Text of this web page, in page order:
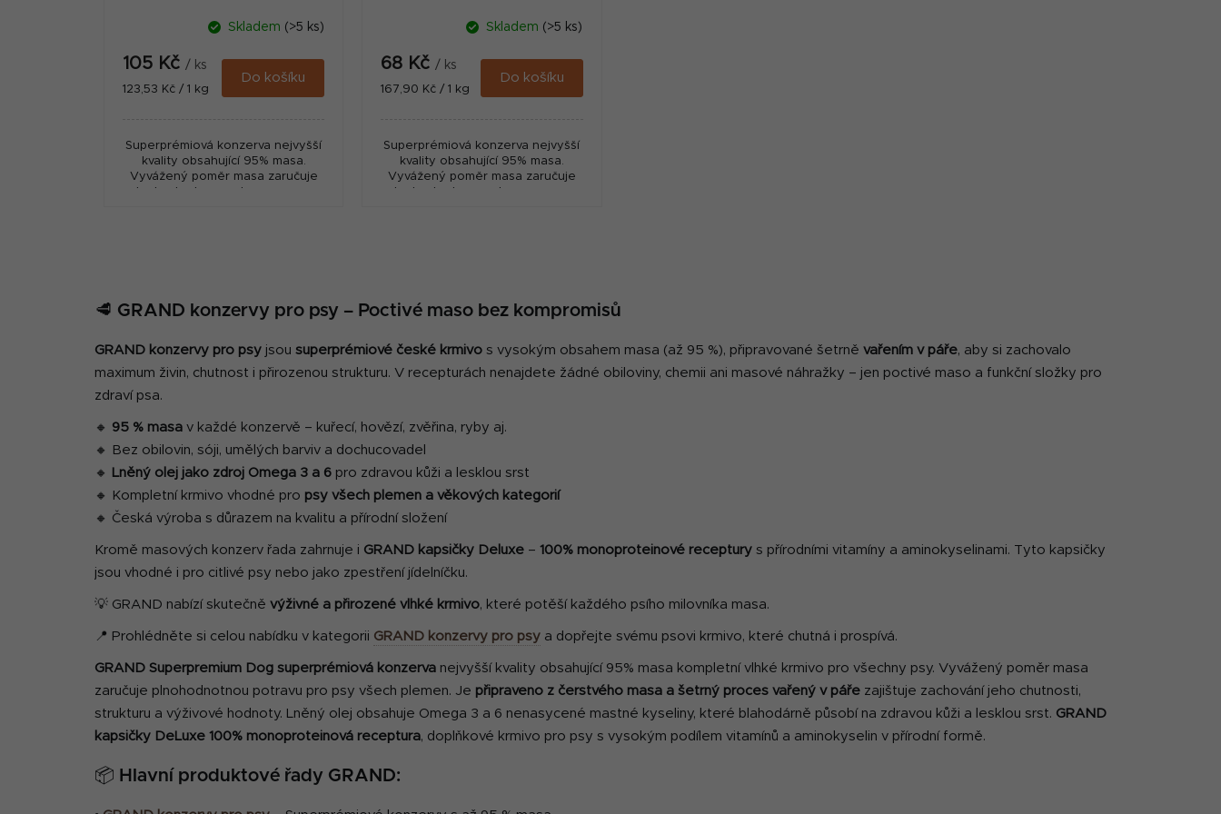
Skladem (>5 ks)
105 Kč / ks
Měrná
123,53 Kč / 1 kg
Do košíku
Superprémiová konzerva nejvyšší
kvality obsahující 95% masa.
Vyvážený poměr masa zaručuje
plnohodnotnou potravu pro psy
Skladem (>5 ks)
68 Kč / ks
Měrná
167,90 Kč / 1 kg
Do košíku
Superprémiová konzerva nejvyšší
kvality obsahující 95% masa.
Vyvážený poměr masa zaručuje
plnohodnotnou potravu pro psy
á
d
í
p
u
🥩 GRAND konzervy pro psy – Poctivé maso bez kompromisů
GRAND konzervy pro psy jsou superprémiové české krmivo s vysokým obsahem masa (až 95 %), připravované šetrně vařením v páře, aby si zachovalo
maximum živin, chutnost i přirozenou strukturu. V recepturách nenajdete žádné obiloviny, chemii ani masové náhražky – jen poctivé maso a funkční složky pro
zdraví psa.
🔸 95 % masa v každé konzervě – kuřecí, hovězí, zvěřina, ryby aj.
🔸 Bez obilovin, sóji, umělých barviv a dochucovadel
🔸
Lněný olej jako zdroj Omega 3 a 6 pro zdravou kůži a lesklou srst
🔸 Kompletní krmivo vhodné pro psy všech plemen a věkových kategorií
🔸 Česká výroba s důrazem na kvalitu a přírodní složení
Kromě masových konzerv řada zahrnuje i GRAND kapsičky Deluxe – 100% monoproteinové receptury s přírodními vitamíny a aminokyselinami. Tyto kapsičky
jsou vhodné i pro citlivé psy nebo jako zpestření jídelníčku.
💡 GRAND nabízí skutečně výživné a přirozené vlhké krmivo, které potěší každého psího milovníka masa.
📍 Prohlédněte si celou nabídku v kategorii GRAND konzervy pro psy a dopřejte svému psovi krmivo, které chutná i prospívá.
GRAND Superpremium Dog superprémiová konzerva nejvyšší kvality obsahující 95% masa kompletní vlhké krmivo pro všechny psy. Vyvážený poměr masa
zaručuje plnohodnotnou potravu pro psy všech plemen. Je připraveno z čerstvého masa a šetrný proces vařený v páře zajištuje zachování jeho chutnosti,
strukturu a výživové hodnoty. Lněný olej obsahuje Omega 3 a 6 nenasycené mastné kyseliny, které blahodárně působí na zdravou kůži a lesklou srst. GRAND
kapsičky DeLuxe 100% monoproteinová receptura, doplňkové krmivo pro psy s vysokým podílem vitamínů a aminokyselin v přírodní formě.
📦 Hlavní produktové řady GRAND: